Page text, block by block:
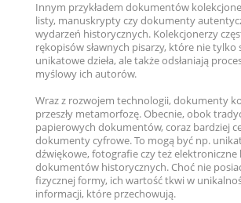
Innym przykładem dokumentów
listy, manuskrypty czy dokumenty
wydarzeń historycznych. Kolekcjonerzy
rękopisów sławnych pisarzy, które nie tylko
unikatowe dzieła, ale także odsłaniają
myślowy ich autorów.
Wraz z rozwojem technologii, dokumenty
przeszły metamorfozę. Obecnie, obok
papierowych dokumentów, coraz bardziej
dokumenty cyfrowe. To mogą być np.
dźwiękowe, fotografie czy też elektroniczne
dokumentów historycznych. Choć nie
fizycznej formy, ich wartość tkwi w
informacji, które przechowują.